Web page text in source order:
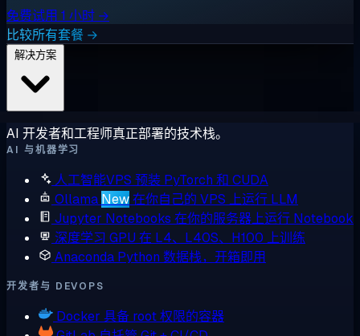
免费试用 1 小时 →
比较所有套餐 →
AI 开发者和工程师真正部署的技术栈。
AI 与机器学习
人工智能VPS 预装 PyTorch 和 CUDA
Ollama New在你自己的 VPS 上运行 LLM
Jupyter Notebooks 在你的服务器上运行 Notebook
深度学习 GPU 在 L4、L40S、H100 上训练
Anaconda Python 数据栈，开箱即用
开发者与 DEVOPS
Docker 具备 root 权限的容器